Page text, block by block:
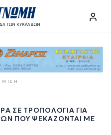
ΤΩΝ ΚΥΚΛΑΔΩΝ
ΣΕ ΤΡΟΠΟΛΟΓΊΑ ΓΙΑ
ΠΟΥ ΨΕΚΆΖΟΝΤΑΙ ΜΕ